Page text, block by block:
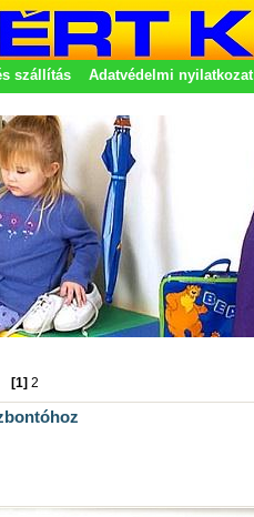
szállítás Adatvédelmi nyilatkozat
[1] 2